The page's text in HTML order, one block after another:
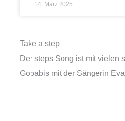
14. März 2025
Take a step
Der steps Song ist mit vielen
Gobabis mit der Sängerin